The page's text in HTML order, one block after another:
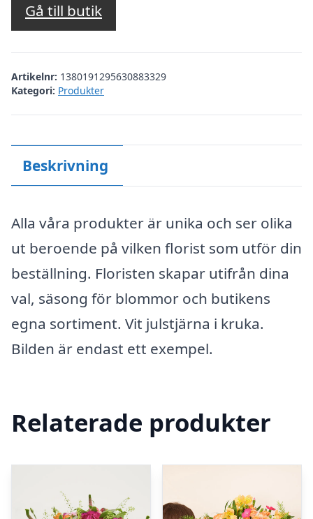
Gå till butik
Artikelnr: 1380191295630883329
Kategori: Produkter
Beskrivning
Alla våra produkter är unika och ser olika
ut beroende på vilken florist som utför din
beställning. Floristen skapar utifrån dina
val, säsong för blommor och butikens
egna sortiment. Vit julstjärna i kruka.
Bilden är endast ett exempel.
Relaterade produkter